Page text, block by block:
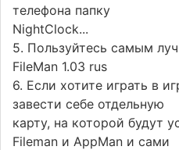
телефона папку
NightClock...
5. Пользуйтесь самым
FileMan 1.03 rus
6. Если хотите играть в
завести себе отдельную
карту, на которой будут
Fileman и AppMan и сами